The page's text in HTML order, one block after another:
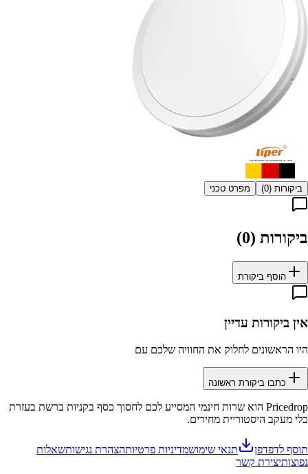
ביקורות (0
) מפרט טכני
ביקורות (0
)
הוסף ביקורת
אין ביקורות עדיין
היו הראשונים לחלוק את החוויה שלכם עם
כתבו ביקורת ראשונה
Pricedrop הוא שרות חינמי המסייע לכם לחסוך כסף בקניות ברשת בעזרת
כלי מעקב היסטוריית מחירים.
תוסף לדפדפן תנאי שימושמדיניות פרטיותהצהרת נגישותשאלות
נפוצותיצירת קשר